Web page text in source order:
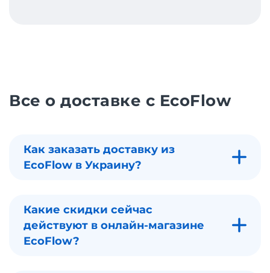
Все о доставке с EcoFlow
Как заказать доставку из
EcoFlow в Украину?
Какие скидки сейчас
действуют в онлайн-магазине
EcoFlow?